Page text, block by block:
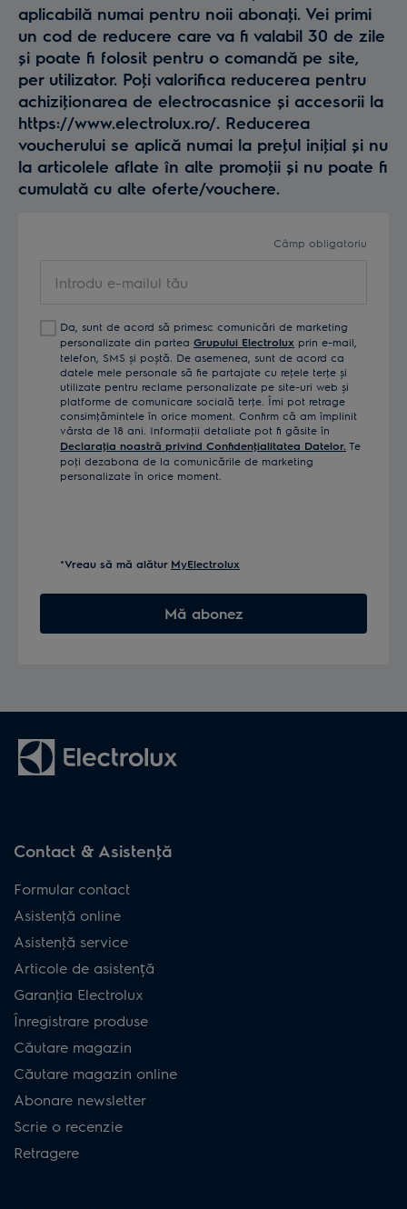
aplicabilă numai pentru noii abonaţi. Vei primi
un cod de reducere care va fi valabil 30 de zile
și poate fi folosit pentru o comandă pe site,
per utilizator. Poţi valorifica reducerea pentru
achiziţionarea de electrocasnice și accesorii la
https://www.electrolux.ro/. Reducerea
voucherului se aplică numai la preţul iniţial și nu
la articolele aflate în alte promoţii și nu poate fi
cumulată cu alte oferte/vouchere.
Câmp obligatoriu
tău Da, sunt de acord să primesc comunicări de marketing
personalizate din partea Grupului Electrolux prin e-mail,
telefon, SMS și poștă. De asemenea, sunt de acord ca
datele mele personale să fie partajate cu reţele terţe și
utilizate pentru reclame personalizate pe site-uri web și
platforme de comunicare socială terţe. Îmi pot retrage
consimţămintele în orice moment. Confirm că am împlinit
vârsta de 18 ani. Informaţii detaliate pot fi găsite în
Declaraţia noastră privind Confidenţialitatea Datelor. Te
poţi dezabona de la comunicările de marketing
personalizate în orice moment.
*Vreau să mă alătur MyElectrolux
Mă abonez
Contact & Asistenţă
Formular contact
Asistenţă online
Asistenţă service
Articole de asistență
Garanţia Electrolux
Înregistrare produse
Căutare magazin
Căutare magazin online
Abonare newsletter
Scrie o recenzie
Retragere